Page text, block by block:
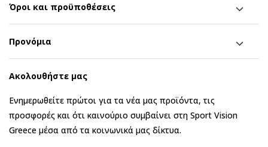
Όροι και προϋποθέσεις
Προνόμια
Ακολουθήστε μας
Ενημερωθείτε πρώτοι για τα νέα μας προϊόντα, τις
προσφορές και ότι καινούριο συμβαίνει στη Sport Vision
Greece μέσα από τα κοινωνικά μας δίκτυα.